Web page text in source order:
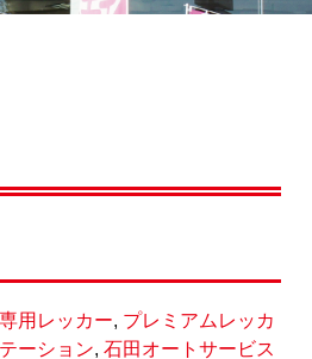
用レッカー, プレミアムレッカ
ーション,石田オートサービス